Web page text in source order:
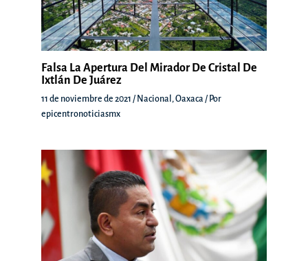
Falsa La Apertura Del Mirador De Cristal De
Ixtlán De Juárez
11 de noviembre de 2021 / Nacional ,Oaxaca / Por
epicentronoticiasmx